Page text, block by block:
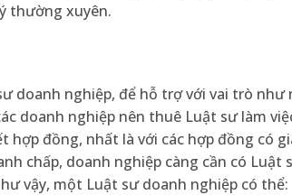
thường xuyên.
doanh nghiệp, để hỗ trợ với vai trò
doanh nghiệp nên thuê Luật sư làm
đồng, nhất là với các hợp đồng có
chấp, doanh nghiệp càng cần có Luật
vậy, một Luật sư doanh nghiệp có thể: